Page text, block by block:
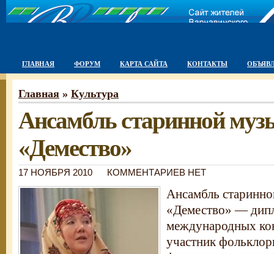
ГЛАВНАЯ ФОРУМ КАРТА САЙТА КОНТАКТЫ
Главная » Культура
Ансамбль старинной
«Демество»
17 НОЯБРЯ 2010 КОММЕНТАРИЕВ НЕТ
Ансамбль
«Демество» —
международных
участник